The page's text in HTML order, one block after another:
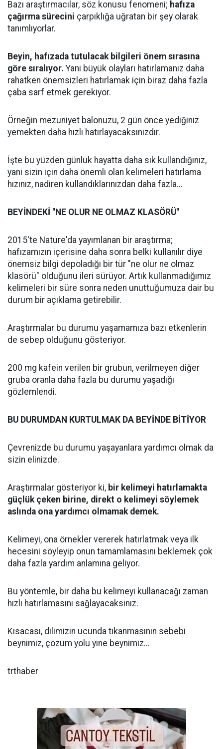
Bazı araştırmacılar, söz konusu fenomeni; hafıza
çağırma sürecini çarpıklığa uğratan bir şey olarak
tanımlıyorlar.
Beyin, hafızada tutulacak bilgileri önem sırasına
göre sıralıyor. Yani büyük olayları hatırlamanız daha
rahatken önemsizleri hatırlamak için biraz daha fazla
çaba sarf etmek gerekiyor.
Örneğin mezuniyet balonuzu, 2 gün önce yediğiniz
yemekten daha hızlı hatırlayacaksınızdır.
İşte bu yüzden günlük hayatta daha sık kullandığınız,
yani sizin için daha önemli olan kelimeleri hatırlama
hızınız, nadiren kullandıklarınızdan daha fazla...
BEYİNDEKİ "NE OLUR NE OLMAZ KLASÖRÜ"
2015'te Nature'da yayımlanan bir araştırma;
hafızamızın içerisine daha sonra belki kullanılır diye
önemsiz bilgi depoladığı bir tür "ne olur ne olmaz
klasörü" olduğunu ileri sürüyor. Artık kullanmadığımız
kelimeleri bir süre sonra neden unuttuğumuza dair bu
durum bir açıklama getirebilir.
Araştırmalar bu durumu yaşamamıza bazı etkenlerin
de sebep olduğunu gösteriyor.
200 mg kafein verilen bir grubun, verilmeyen diğer
gruba oranla daha fazla bu durumu yaşadığı
gözlemlendi.
BU DURUMDAN KURTULMAK DA BEYİNDE BİTİYOR
Çevrenizde bu durumu yaşayanlara yardımcı olmak da
sizin elinizde.
Araştırmalar gösteriyor ki, bir kelimeyi hatırlamakta
güçlük çeken birine, direkt o kelimeyi söylemek
aslında ona yardımcı olmamak demek.
Kelimeyi, ona örnekler vererek hatırlatmak veya ilk
hecesini söyleyip onun tamamlamasını beklemek çok
daha fazla yardım anlamına geliyor.
Bu yöntemle, bir daha bu kelimeyi kullanacağı zaman
hızlı hatırlamasını sağlayacaksınız.
Kısacası, dilimizin ucunda tıkanmasının sebebi
beynimiz, çözüm yolu yine beynimiz...
trthaber